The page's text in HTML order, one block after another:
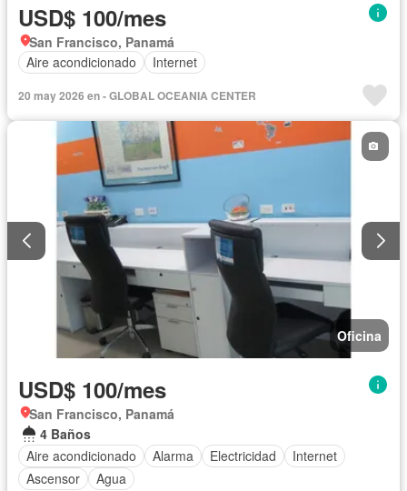
USD$ 100/mes
San Francisco, Panamá
Aire acondicionado
Internet
20 may 2026 en - GLOBAL OCEANIA CENTER
Oficina
USD$ 100/mes
San Francisco, Panamá
4 Baños
Aire acondicionado
Alarma Electricidad
Internet
Ascensor
Agua